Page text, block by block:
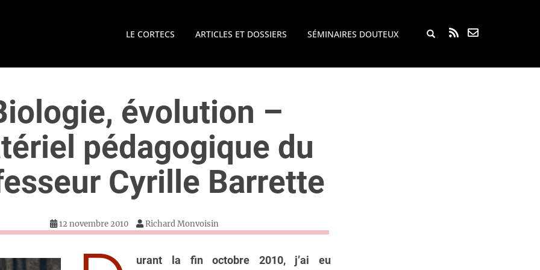
LE CORTECS ARTICLES ET DOSSIERS SÉMINAIRES DOUTEUX Rechercher...
évolution –
pédagogique du
Cyrille Barrette
12 novembre 2010 Richard Monvoisin
urant la fin octobre 2010, j’ai eu